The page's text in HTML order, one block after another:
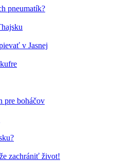
pneumatík?
v Jasnej
pre boháčov
zachrániť život!